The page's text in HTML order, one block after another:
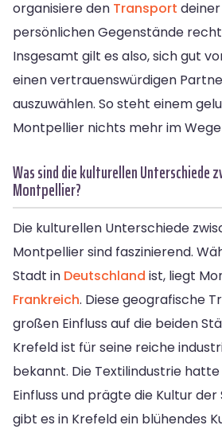
organisiere den Transport
persönlichen Gegenstände
Insgesamt gilt es also, sich gut
einen vertrauenswürdigen
auszuwählen. So steht einem
Montpellier nichts mehr im
Was sind die kulturellen Unterschiede
Montpellier?
Die kulturellen Unterschiede
Montpellier sind faszinierend.
Stadt in Deutschland ist, liegt
Frankreich. Diese geografische
großen Einfluss auf die beiden
Krefeld ist für seine reiche
bekannt. Die Textilindustrie
Einfluss und prägte die Kultur
gibt es in Krefeld ein blühendes